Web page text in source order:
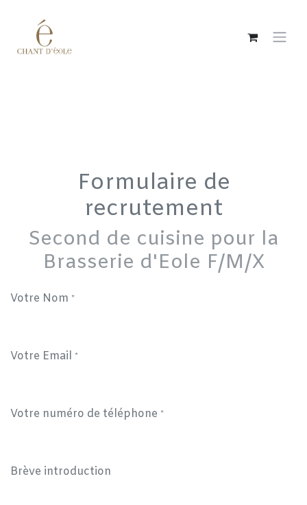
Formulaire de
recrutement
Second de cuisine pour la
Brasserie d'Eole F/M/X
Votre Nom *
Votre Email *
Votre numéro de téléphone *
Brève introduction